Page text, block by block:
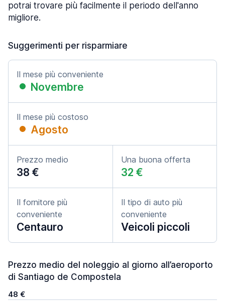
potrai trovare più facilmente il periodo dell'anno
migliore.
Suggerimenti per risparmiare
Il mese più conveniente
Novembre
Il mese più costoso
Agosto
Prezzo medio
38 €
Una buona offerta
32 €
Il fornitore più
conveniente
Centauro
Il tipo di auto più
conveniente
Veicoli piccoli
Prezzo medio del noleggio al giorno all’aeroporto
di Santiago de Compostela
48 €